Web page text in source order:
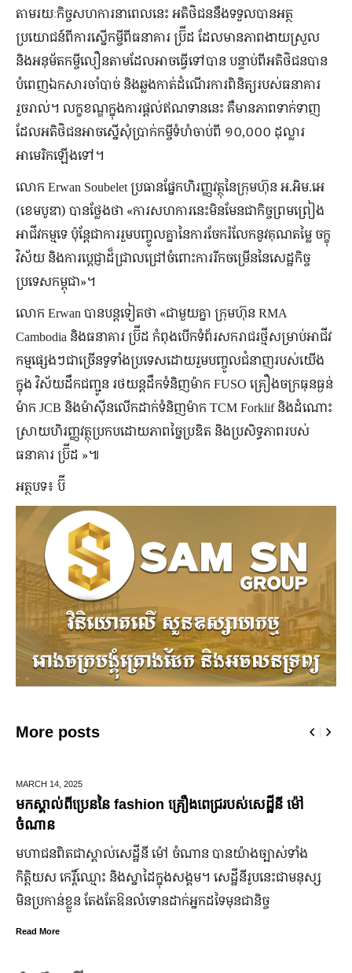
តាមរយៈកិច្ចសហការនាពេលនេះ អតិថិជននឹងទទួលបានអត្ថ
ប្រយោជន៍ពីការស្នើកម្ចីពីធនាគារ ប្រ៊ីដ ដែលមានភាពងាយស្រួល
និងអនុម័តកម្ចីលឿនតាមដែលអាចធ្វើទៅបាន បន្ទាប់ពីអតិថិជនបាន
បំពេញឯកសារចាំបាច់ និងឆ្លងកាត់ដំណើរការពិនិត្យរបស់ធនាគារ
រួចរាល់។ លក្ខខណ្ឌក្នុងការផ្តល់ឥណទាននេះ គឺមានភាពទាក់ទាញ
ដែលអតិថិជនអាចស្នើសុំប្រាក់កម្ចីទំហំចាប់ពី ១០,០០០ ដុល្លារ
អាមេរិកឡើងទៅ។
លោក Erwan Soubelet ប្រធានផ្នែកហិរញ្ញវត្ថុនៃក្រុមហ៊ុន អ.អិម.អេ
(ខេមបូឌា) បានថ្លែងថា «ការសហការនេះមិនមែនជាកិច្ចព្រមព្រៀង
អាជីវកម្មទេ ប៉ុន្តែជាការរួមបញ្ចូលគ្នានៃការចែករំលែកនូវគុណតម្លៃ ចក្ខុ
វិស័យ និងការប្តេជ្ញាដ៏ជ្រាលជ្រៅចំពោះការរីកចម្រើននៃសេដ្ឋកិច្ច
ប្រទេសកម្ពុជា»។
លោក Erwan បានបន្តទៀតថា «ជាមួយគ្នា ក្រុមហ៊ុន RMA
Cambodia និងធនាគារ ប្រ៊ីដ កំពុងបើកទំព័រសករាជរថ្មីសម្រាប់អាជីវ
កម្មផ្សេងៗជាច្រើនទូទាំងប្រទេសដោយរួមបញ្ចូលជំនាញរបស់យើង
ក្នុង វិស័យដឹកជញ្ជូន រថយន្តដឹកទំនិញម៉ាក FUSO គ្រឿងចក្រធុនធ្ងន់
ម៉ាក JCB និងម៉ាស៊ីនលើកដាក់ទំនិញម៉ាក TCM Forklif និងដំណោះ
ស្រាយហិរញ្ញវត្ថុប្រកបដោយភាពច្នៃប្រឌិត និងប្រសិទ្ធភាពរបស់
ធនាគារ ប្រ៊ីដ »៕
អត្ថបទ៖ ប៊ី
More posts
សេដ្ឋីនី ម៉ៅ
ច្បាស់​ទាំង​
រូប​នេះ​ជា​មនុស្ស​
និច្ច
ឆ្លងឆ្នាំសកល អាជ្ញាធររាជធានីភ្នំពេញ នឹងបើកឱ្យ
ដើម្បីជំរុញ និងលើកកម្ពស់វិស័យទេសចរណ៍នៅរាជ
កាន់តែរស់រវើក ស្របពេលដែលពិភពលោកទាំងមូ
ឆ្នាំសកល ២០២៦នាពេលខាងមុននេះ រដ្ឋបាលរា